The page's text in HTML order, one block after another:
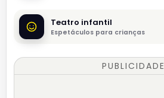
Teatro infantil
Espetáculos para crianças
PUBLICIDADE